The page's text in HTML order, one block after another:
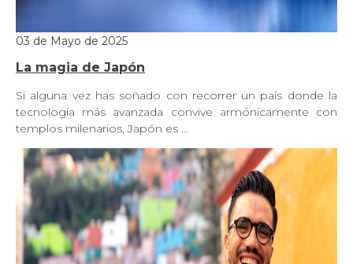
03 de Mayo de 2025
La magia de Japón
Si alguna vez has soñado con recorrer un país donde la
tecnología más avanzada convive armónicamente con
templos milenarios, Japón es …